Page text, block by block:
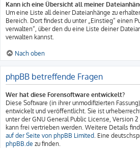
Kann ich eine Übersicht all meiner
Um eine Liste all deiner Dateianhänge zu
Bereich. Dort findest du unter „Einstieg“ einen
verwalten“, über den du eine Liste deiner
verwalten kannst.
Nach oben
phpBB betreffende Fragen
Wer hat diese Forensoftware entwickelt?
Diese Software (in ihrer unmodifizierten
entwickelt und veröffentlicht. Sie ist
unter der GNU General Public License, Version
kann frei vertrieben werden. Weitere Details
auf der Seite von phpBB Limited. Eine
phpBB.de zu finden.